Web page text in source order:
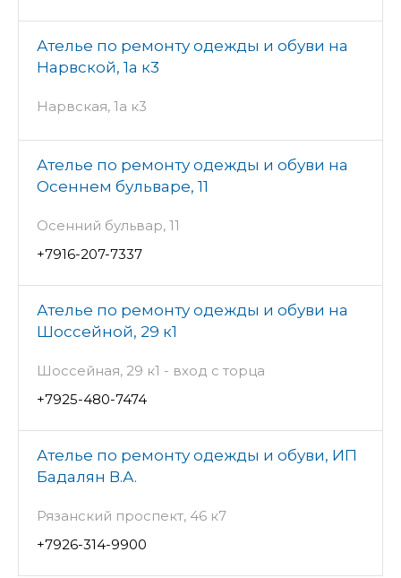
Ателье по ремонту одежды и обуви на
Нарвской, 1а к3
Нарвская, 1а к3
Ателье по ремонту одежды и обуви на
Осеннем бульваре, 11
Осенний бульвар, 11
+7916-207-7337
Ателье по ремонту одежды и обуви на
Шоссейной, 29 к1
Шоссейная, 29 к1 - вход с торца
+7925-480-7474
Ателье по ремонту одежды и обуви, ИП
Бадалян В.А.
Рязанский проспект, 46 к7
+7926-314-9900